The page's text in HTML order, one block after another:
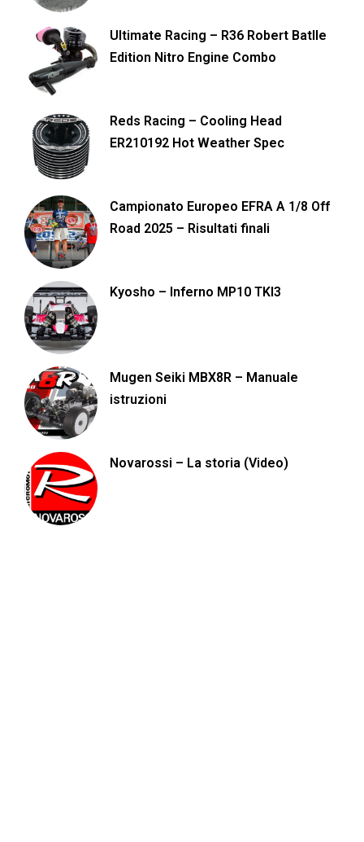
Ultimate Racing – R36 Robert Batlle
Edition Nitro Engine Combo
Reds Racing – Cooling Head
ER210192 Hot Weather Spec
Campionato Europeo EFRA A 1/8 Off
Road 2025 – Risultati finali
Kyosho – Inferno MP10 TKI3
Mugen Seiki MBX8R – Manuale
istruzioni
Novarossi – La storia (Video)